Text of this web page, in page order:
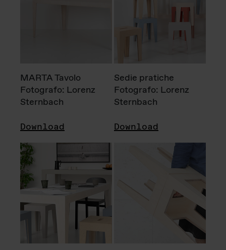
MARTA Tavolo
Fotografo: Lorenz
Sternbach
Download
Sedie pratiche
Fotografo: Lorenz
Sternbach
Download